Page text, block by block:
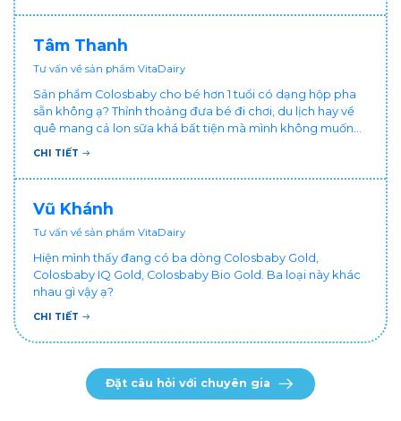
chăm cháu hay ốm ạ?. Cảm ơn bác sĩ.
Tâm Thanh
Tư vấn về sản phẩm VitaDairy
Sản phẩm Colosbaby cho bé hơn 1 tuổi có dạng hộp pha
sẵn không ạ? Thỉnh thoảng đưa bé đi chơi, du lịch hay về
quê mang cả lon sữa khá bất tiện mà mình không muốn
đổi cho bé dùng sữa tươi hộp khác sợ bé nạ sữa ảnh
CHI TIẾT
Vũ Khánh
Tư vấn về sản phẩm VitaDairy
Hiện mình thấy đang có ba dòng Colosbaby Gold,
Colosbaby IQ Gold, Colosbaby Bio Gold. Ba loại này khác
nhau gì vậy ạ?
CHI TIẾT
Đặt câu hỏi với chuyên gia